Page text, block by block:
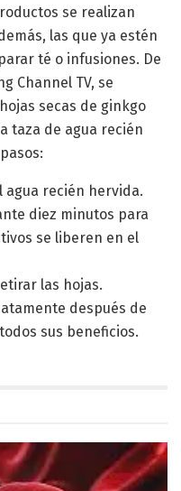
se realizan
las que ya estén
té o infusiones. De
Channel TV, se
secas de ginkgo
taza de agua recién
agua recién hervida.
diez minutos para
se liberen en el
las hojas.
después de
sus beneficios.